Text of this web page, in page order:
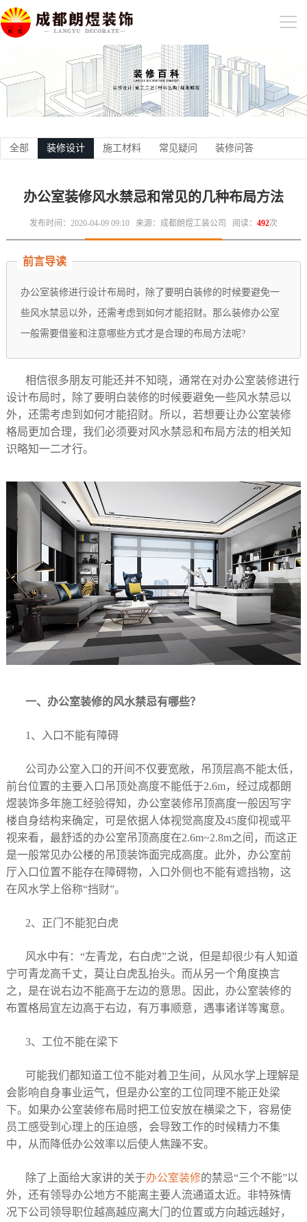
全部 装修设计 施工材料 常见疑问 装修问答
办公室装修风水禁忌和常见的几种布局方法
发布时间：2020-04-09 09:10 来源：成都朗煜工装公司 阅读： 492次
前言导读
办公室装修进行设计布局时，除了要明白装修的时候要避免一
些风水禁忌以外，还需考虑到如何才能招财。那么装修办公室
一般需要借鉴和注意哪些方式才是合理的布局方法呢?
相信很多朋友可能还并不知晓，通常在对办公室装修进行
设计布局时，除了要明白装修的时候要避免一些风水禁忌以
外，还需考虑到如何才能招财。所以，若想要让办公室装修
格局更加合理，我们必须要对风水禁忌和布局方法的相关知
识略知一二才行。
一、办公室装修的风水禁忌有哪些？
1、入口不能有障碍
公司办公室入口的开间不仅要宽敞，吊顶层高不能太低，
前台位置的主要入口吊顶处高度不能低于2.6m，经过成都朗
煜装饰多年施工经验得知，办公室装修吊顶高度一般因写字
楼自身结构来确定，可是依据人体视觉高度及45度仰视或平
视来看，最舒适的办公室吊顶高度在2.6m~2.8m之间，而这正
是一般常见办公楼的吊顶装饰面完成高度。此外，办公室前
厅入口位置不能存在障碍物，入口外侧也不能有遮挡物，这
在风水学上俗称“挡财”。
2、正门不能犯白虎
风水中有：“左青龙，右白虎”之说，但是却很少有人知道
宁可青龙高千丈，莫让白虎乱抬头。而从另一个角度换言
之，是在说右边不能高于左边的意思。因此，办公室装修的
布置格局宜左边高于右边，有万事顺意，遇事诸详等寓意。
3、工位不能在梁下
可能我们都知道工位不能对着卫生间，从风水学上理解是
会影响自身事业运气，但是办公室的工位同理不能正处梁
下。如果办公室装修布局时把工位安放在横梁之下，容易使
员工感受到心理上的压迫感，会导致工作的时候精力不集
中，从而降低办公效率以后使人焦躁不安。
除了上面给大家讲的关于办公室装修的禁忌“三个不能”以
外，还有领导办公地方不能离主要人流通道太近。非特殊情
况下公司领导职位越高越应离大门的位置或方向越远越好，